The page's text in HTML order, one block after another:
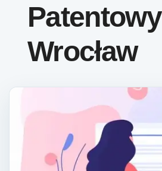
Patentowy
Wrocław